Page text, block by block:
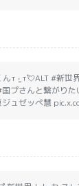
т ‧̫ т💘ALT #新世
プさんと繋がり
ュゼッペ慧